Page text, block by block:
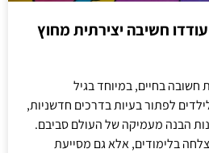
חשיבה יצירתית מחוץ
חשובה בחיים, במיוחד בגיל
לפתור בעיות בדרכים חדשניות,
הבנה מעמיקה של העולם סביבם.
בלימודים, אלא גם מסייעת